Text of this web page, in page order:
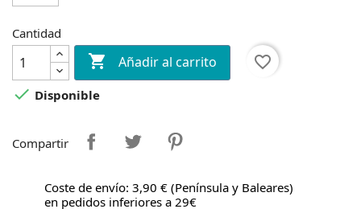
Cantidad
 Añadir al carrito
favorite_border
 Disponible
Compartir
Coste de envío: 3,90 € (Península y Baleares)
en pedidos inferiores a 29€